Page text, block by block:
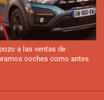
a las ventas de
coches como antes